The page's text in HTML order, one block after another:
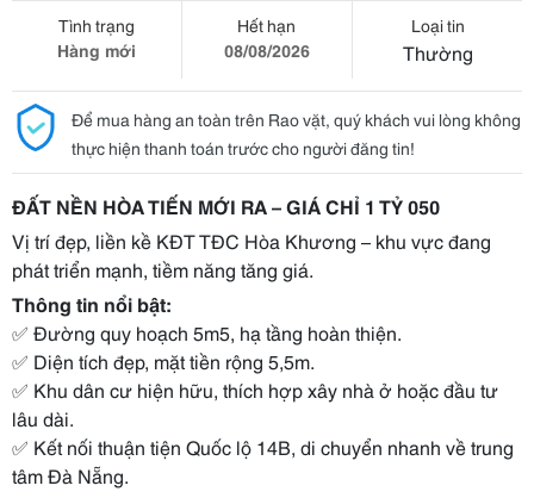
Tình trạng
Hàng mới
Hết hạn
08/08/2026
Loại tin
Thường
Để mua hàng an toàn trên Rao vặt, quý khách vui lòng không
thực hiện thanh toán trước cho người đăng tin!
ĐẤT NỀN HÒA TIẾN MỚI RA – GIÁ CHỈ 1 TỶ 050
Vị trí đẹp, liền kề KĐT TĐC Hòa Khương – khu vực đang
phát triển mạnh, tiềm năng tăng giá.
Thông tin nổi bật:
✅ Đường quy hoạch 5m5, hạ tầng hoàn thiện.
✅ Diện tích đẹp, mặt tiền rộng 5,5m.
✅ Khu dân cư hiện hữu, thích hợp xây nhà ở hoặc đầu tư
lâu dài.
✅ Kết nối thuận tiện Quốc lộ 14B, di chuyển nhanh về trung
tâm Đà Nẵng.